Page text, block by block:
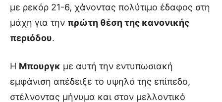
με ρεκόρ 21-6, χάνοντας πολύτιμο έδαφος στη
μάχη για την πρώτη θέση της κανονικής
περιόδου.
Η Μπουργκ με αυτή την εντυπωσιακή
εμφάνιση απέδειξε το υψηλό της επίπεδο,
στέλνοντας μήνυμα και στον μελλοντικό